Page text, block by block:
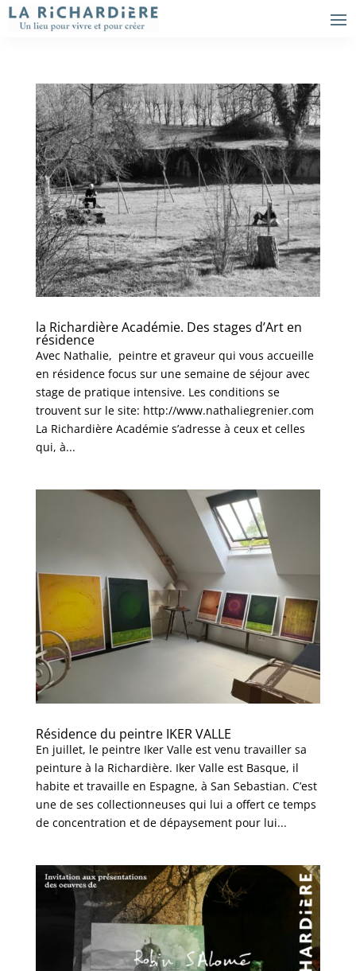
la Richardière Académie. Des stages d’Art en
résidence
Avec Nathalie, peintre et graveur qui vous accueille
en résidence focus sur une semaine de séjour avec
stage de pratique intensive. Les conditions se
trouvent sur le site: http://www.nathaliegrenier.com
La Richardière Académie s’adresse à ceux et celles
qui, à...
Résidence du peintre IKER VALLE
En juillet, le peintre Iker Valle est venu travailler sa
peinture à la Richardière. Iker Valle est Basque, il
habite et travaille en Espagne, à San Sebastian. C’est
une de ses collectionneuses qui lui a offert ce temps
de concentration et de dépaysement pour lui...